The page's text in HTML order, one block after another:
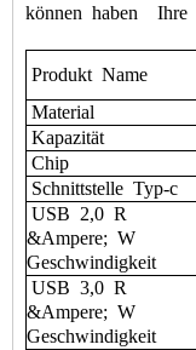
können haben Ihre
Produkt Name
Material
Kapazität
Chip
Schnittstelle Typ-c
USB 2,0 R
&Ampere; W
Geschwindigkeit
USB 3,0 R
&Ampere; W
Geschwindigkeit